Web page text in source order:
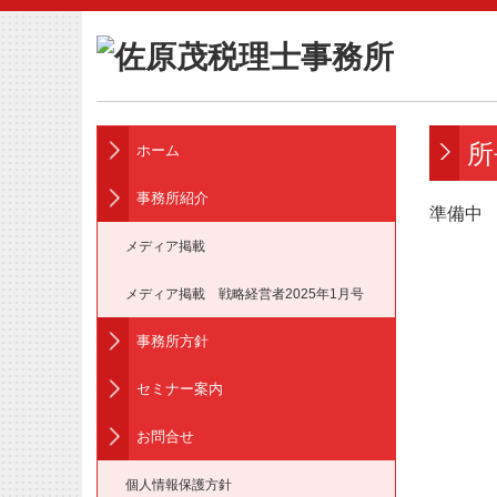
ホーム
事務所紹介
メディア掲載
メディア掲載 戦略経営者2025年1月号
事務所方針
セミナー案内
お問合せ
個人情報保護方針
準備中